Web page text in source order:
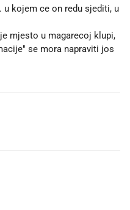
kojem ce on redu sjediti, u
mjesto u magarecoj klupi,
se mora napraviti jos